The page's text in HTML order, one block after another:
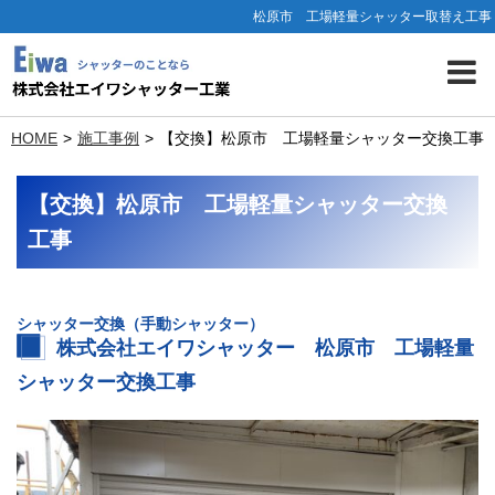
松原市 工場軽量シャッター取替え工事
HOME 施工事例 【交換】松原市 工場軽量シャッター交換工事
【交換】松原市 工場軽量シャッター交換
工事
シャッター交換（手動シャッター）
株式会社エイワシャッター 松原市 工場軽量
シャッター交換工事